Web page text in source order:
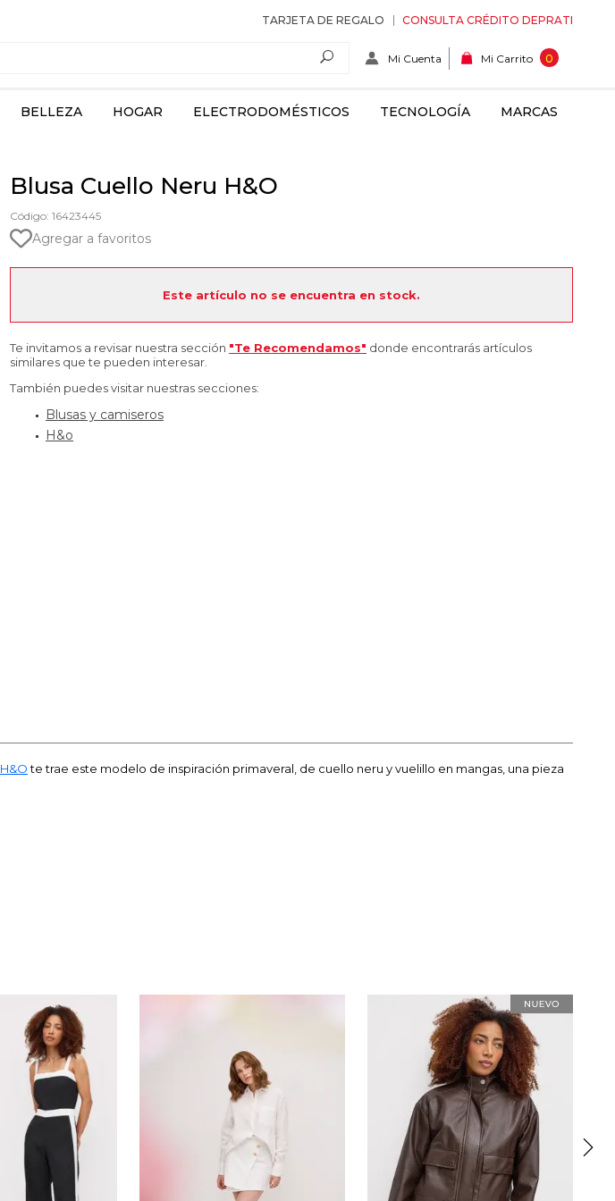
TARJETA DE REGALO CONSULTA CRÉDITO DEPRATI
Mi Cuenta Mi Carrito 0
BELLEZA HOGAR ELECTRODOMÉSTICOS TECNOLOGÍA MARCAS
Blusa Cuello Neru H&O
Código: 16423445
Agregar a favoritos
Este artículo no se encuentra en stock.
Te invitamos a revisar nuestra sección "Te Recomendamos" donde encontrarás artículos
similares que te pueden interesar.
También puedes visitar nuestras secciones:
Blusas y camiseros
H&o
H&Ote trae este modelo de inspiración primaveral, de cuello neru y vuelillo en mangas, una pieza